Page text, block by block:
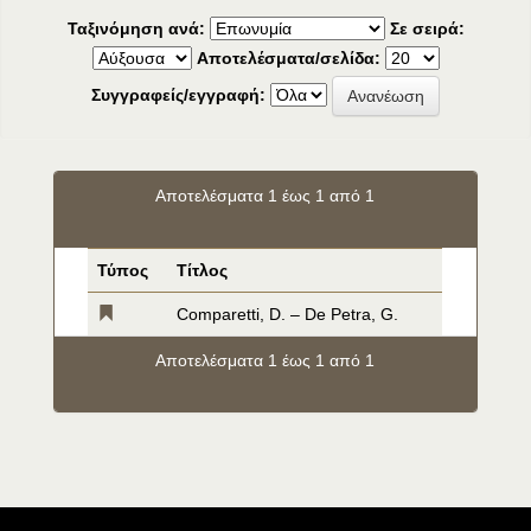
Ταξινόμηση ανά:
Σε σειρά:
Αποτελέσματα/σελίδα:
Συγγραφείς/εγγραφή:
Αποτελέσματα 1 έως 1 από 1
Τύπος Τίτλος
Comparetti, D. – De Petra, G.
Αποτελέσματα 1 έως 1 από 1